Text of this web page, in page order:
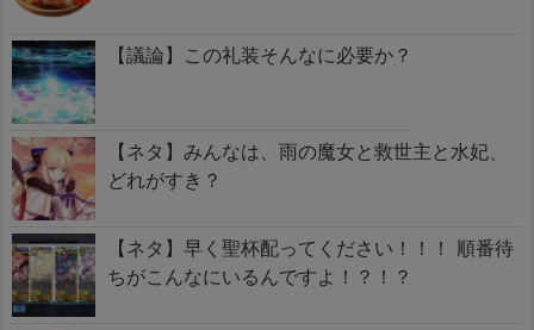
【議論】この礼装そんなに必要か？
【ネタ】みんなは、雨の魔女と救世主と水妃、
どれがすき？
【ネタ】早く聖杯配ってください！！！ 順番待
ちがこんなにいるんですよ！？！？